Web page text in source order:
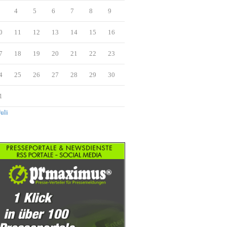
4 5 6 7 8 9
11 12 13 14 15 16
18 19 20 21 22 23
25 26 27 28 29 30